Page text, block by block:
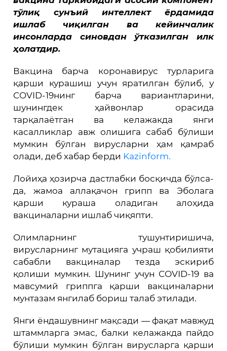
тўлиқ сунъий интеллект ёрдамида
ишлаб чиқилган ва кейинчалик
инсонларда синовдан ўтказилган илк
ҳолатдир.
Вакцина барча коронавирус турларига
қарши курашиш учун яратилган бўлиб, у
COVID-19нинг барча вариантларини,
шунингдек ҳайвонлар орасида
тарқалаётган ва келажакда янги
касалликлар авж олишига сабаб бўлиши
мумкин бўлган вирусларни ҳам қамраб
олади, деб хабар берди Kazinform.
Лойиҳа ҳозирча дастлабки босқичда бўлса-
да, жамоа аллақачон грипп ва Эболага
қарши кураша оладиган алоҳида
вакциналарни ишлаб чиқяпти.
Олимларнинг тушунтиришича,
вирусларнинг мутaцияга учраш қобилияти
сабабли вакциналар тезда эскириб
қолиши мумкин. Шунинг учун COVID-19 ва
мавсумий гриппга қарши вакциналарни
мунтазам янгилаб бориш талаб этилади.
Янги ёндашувнинг мақсади — фақат мавжуд
штаммларга эмас, балки келажакда пайдо
бўлиши мумкин бўлган вирусларга қарши